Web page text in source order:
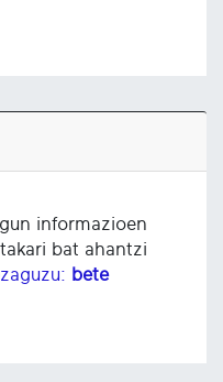
informazioen
bat ahantzi
bete